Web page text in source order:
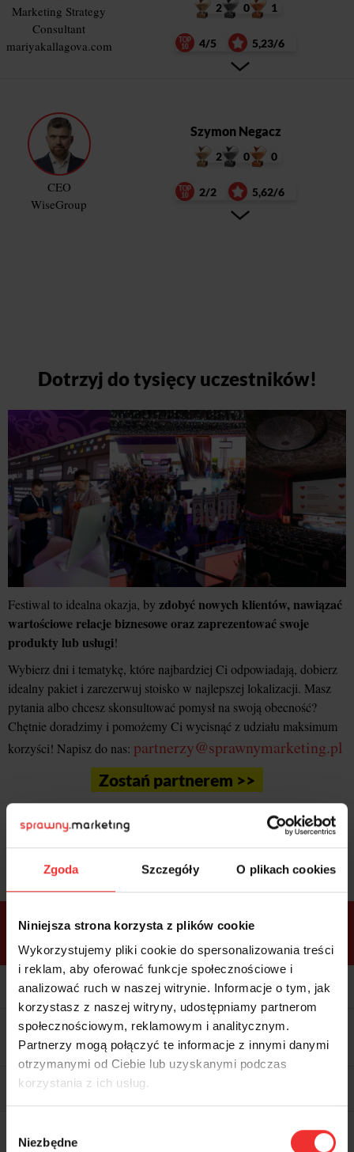
Zgoda Szczegóły O plikach cookies
Niniejsza strona korzysta z plików cookie
Wykorzystujemy pliki cookie do spersonalizowania treści
i reklam, aby oferować funkcje społecznościowe i
analizować ruch w naszej witrynie. Informacje o tym, jak
korzystasz z naszej witryny, udostępniamy partnerom
społecznościowym, reklamowym i analitycznym.
Partnerzy mogą połączyć te informacje z innymi danymi
otrzymanymi od Ciebie lub uzyskanymi podczas
korzystania z ich usług.
zgody
Niezbędne
Marketing Strategy
Consultant
mariyakallagova.com
2 0 1
4/5 5,23/6
CEO
WiseGroup
Szymon Negacz
2 0 0
2/2 5,62/6
Dotrzyj do tysięcy uczestników!
Festiwal to idealna okazja, by zdobyć nowych klientów, nawiązać
wartościowe relacje biznesowe oraz zaprezentować swoje
produkty lub usługi!
Wybierz dni i tematykę, które najbardziej Ci odpowiadają, dobierz
idealny pakiet i zarezerwuj stoisko w najlepszej lokalizacji. Masz
pytania albo chcesz skonsultować pomysł na swoją obecność?
Chętnie doradzimy i pomożemy Ci wycisnąć z udziału maksimum
korzyści! Napisz do nas: partnerzy@sprawnymarketing.pl
Zostań partnerem >>
Sprawdź bonusyi wybierz bilet
ramach
pakietów
VIP Premium
Kolacja z prelegentami i before
party (Hotel Sheraton, 27.10) tylko
w bilecie ALLPASS VIP
Dedykowana strefa VIP z
możliwością networkingu z
prelegentami i wystawcami w
komfortowych warunkach
Materiały video z poprzedniej
edycji konferencji
WARTOŚĆ: 1970 zł
WARTOŚĆ: 1970 zł